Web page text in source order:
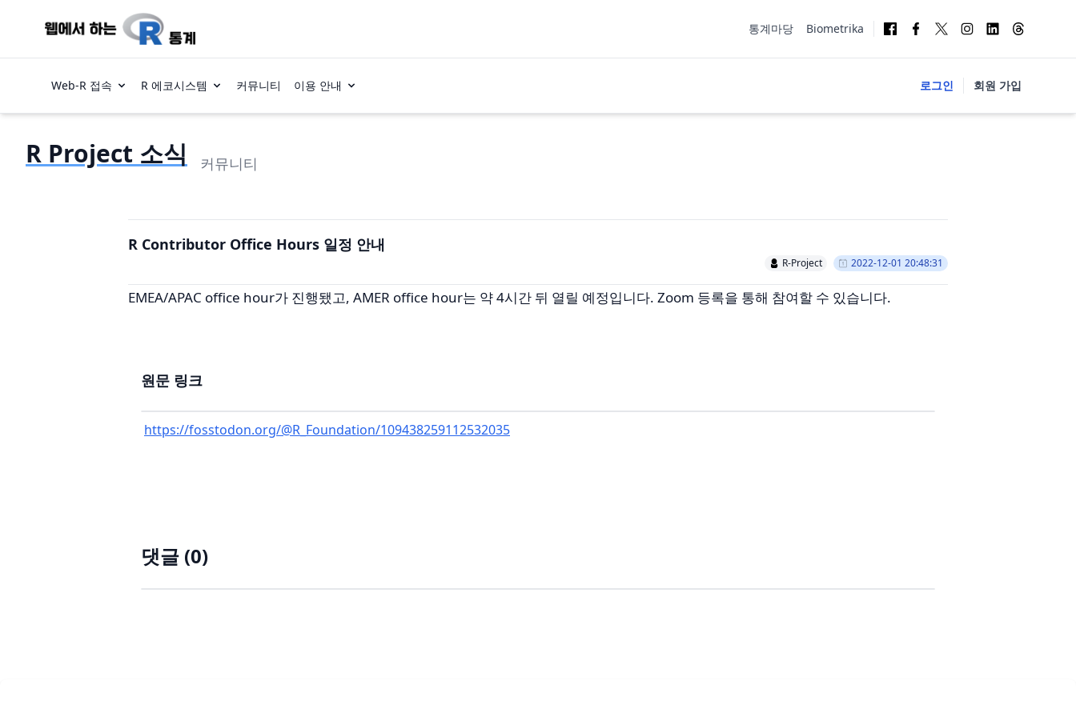
통계마당 Biometrika
Web-R 접속 R 에코시스템 커뮤니티 이용 안내 로그인 회원 가입
R Project 소식 커뮤니티
R Contributor Office Hours 일정 안내
R-Project 2022-12-01 20:48:31
EMEA/APAC office hour가 진행됐고, AMER office hour는 약 4시간 뒤 열릴 예정입니다. Zoom 등록을 통해 참여할 수 있습니다.
원문 링크
https://fosstodon.org/@R_Foundation/109438259112532035
댓글 (0)